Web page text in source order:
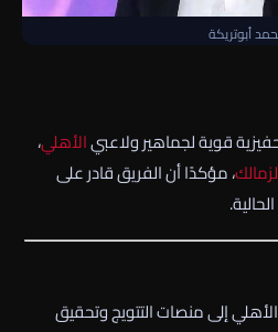
أبوتريكة
قوية لجماهير ولاعبيالأهلي،
، مؤكدًا أن الفريق قادر على
إلى منصات التتويج وتحقيق